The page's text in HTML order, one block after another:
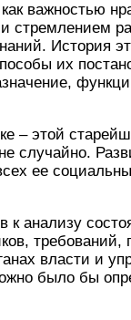
важностью
стремлением
История
их
– этой
случайно.
ее
анализу
власти и
было бы